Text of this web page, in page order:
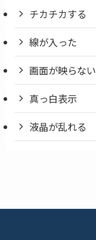
チカチカする
線が入った
画面が映らない
真っ白表示
液晶が乱れる